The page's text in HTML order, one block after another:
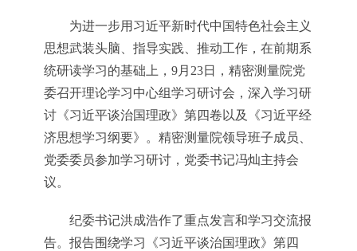
为进一步用习近平新时代中国特色社会主义
思想武装头脑、指导实践、推动工作，在前期系
统研读学习的基础上，9月23日，精密测量院党
委召开理论学习中心组学习研讨会，深入学习研
讨《习近平谈治国理政》第四卷以及《习近平经
济思想学习纲要》。精密测量院领导班子成员、
党委委员参加学习研讨，党委书记冯灿主持会
议。
纪委书记洪成浩作了重点发言和学习交流报
告。报告围绕学习《习近平谈治国理政》第四